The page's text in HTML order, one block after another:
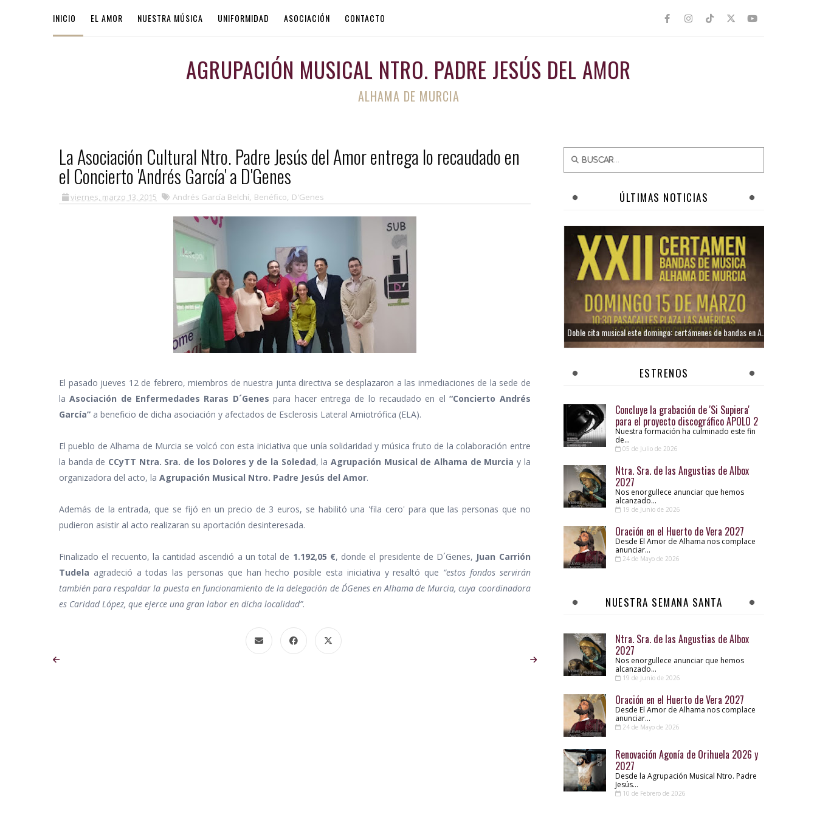
INICIO EL AMOR NUESTRA MÚSICA UNIFORMIDAD ASOCIACIÓN CONTACTO
AGRUPACIÓN MUSICAL NTRO. PADRE JESÚS DEL AMOR
ALHAMA DE MURCIA
La Asociación Cultural Ntro. Padre Jesús del Amor entrega lo recaudado en
el Concierto 'Andrés García' a D'Genes
viernes, marzo 13, 2015 Andrés García Belchí, Benéfico, D'Genes
El pasado jueves 12 de febrero, miembros de nuestra junta directiva se desplazaron a las inmediaciones de la sede de
laAsociación de Enfermedades Raras D´Genes para hacer entrega de lo recaudado en el“Concierto Andrés
García” a beneficio de dicha asociación y afectados de Esclerosis Lateral Amiotrófica (ELA).
El pueblo de Alhama de Murcia se volcó con esta iniciativa que unía solidaridad y música fruto de la colaboración entre
la banda de CCyTT Ntra. Sra. de los Dolores y de la Soledad, laAgrupación Musical de Alhama de Murcia y la
organizadora del acto, la Agrupación Musical Ntro. Padre Jesús del Amor.
Además de la entrada, que se fijó en un precio de 3 euros, se habilitó una 'fila cero' para que las personas que no
pudieron asistir al acto realizaran su aportación desinteresada.
Finalizado el recuento, la cantidad ascendió a un total de 1.192,05 €, donde el presidente de D´Genes, Juan Carrión
Tudela agradeció a todas las personas que han hecho posible esta iniciativa y resaltó que “estos fondos servirán
también para respaldar la puesta en funcionamiento de la delegación de D´Genes en Alhama de Murcia, cuya coordinadora
es Caridad López, que ejerce una gran labor en dicha localidad”.
ÚLTIMAS NOTICIAS
ESTRENOS
Concluye la grabación de 'Si Supiera'
para el proyecto discográfico APOLO 2
Nuestra formación ha culminado este fin
de...
05 de Julio de 2026
Ntra. Sra. de las Angustias de Albox
2027
Nos enorgullece anunciar que hemos
alcanzado...
19 de Junio de 2026
Oración en el Huerto de Vera 2027
Desde El Amor de Alhama nos complace
anunciar...
24 de Mayo de 2026
NUESTRA SEMANA SANTA
Ntra. Sra. de las Angustias de Albox
2027
Nos enorgullece anunciar que hemos
alcanzado...
19 de Junio de 2026
Oración en el Huerto de Vera 2027
Desde El Amor de Alhama nos complace
anunciar...
24 de Mayo de 2026
Renovación Agonía de Orihuela 2026 y
2027
Desde la Agrupación Musical Ntro. Padre
Jesús...
10 de Febrero de 2026